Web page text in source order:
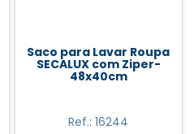
Saco para Lavar Roupa
SECALUX com Ziper-
48x40cm
Ref.: 16244